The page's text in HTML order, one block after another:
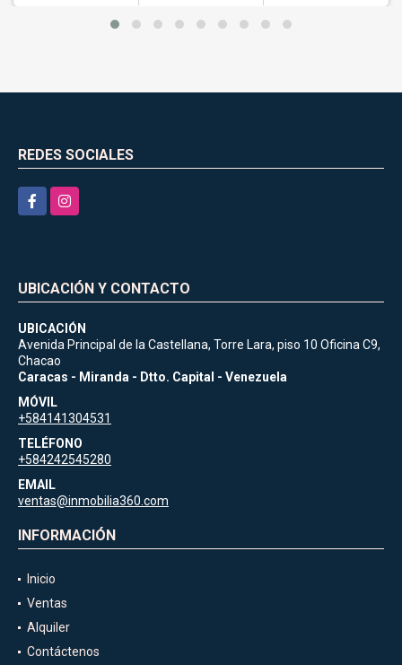
REDES SOCIALES
FacebookInstagram
UBICACIÓN Y CONTACTO
UBICACIÓN
Avenida Principal de la Castellana, Torre Lara, piso 10 Oficina C9,
Chacao
Caracas - Miranda - Dtto. Capital - Venezuela
MÓVIL
+584141304531
TELÉFONO
+584242545280
EMAIL
ventas@inmobilia360.com
INFORMACIÓN
Inicio
Ventas
Alquiler
Contáctenos